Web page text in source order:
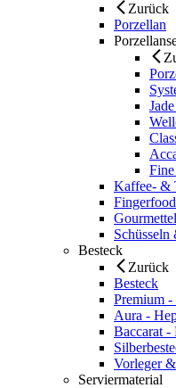
Zurück
Porzellan
Kaffee- &
Schüsseln
Besteck
Zurück
Besteck
Premium -
Aura -
Baccarat -
Vorleger
Serviermaterial